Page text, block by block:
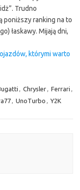
Trudno
poniższy ranking na to
łaskawy. Mijają dni,
którymi warto
, Chrysler, Ferrari ,
, UnoTurbo , Y2K